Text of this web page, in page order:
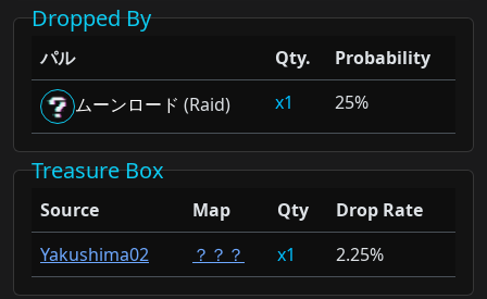
Dropped By
パル Qty.
Probability
ムーンロード (Raid) 1 25%
Treasure Box
Source Map Qty
Drop Rate
Yakushima02
？？？ 1 2.25%